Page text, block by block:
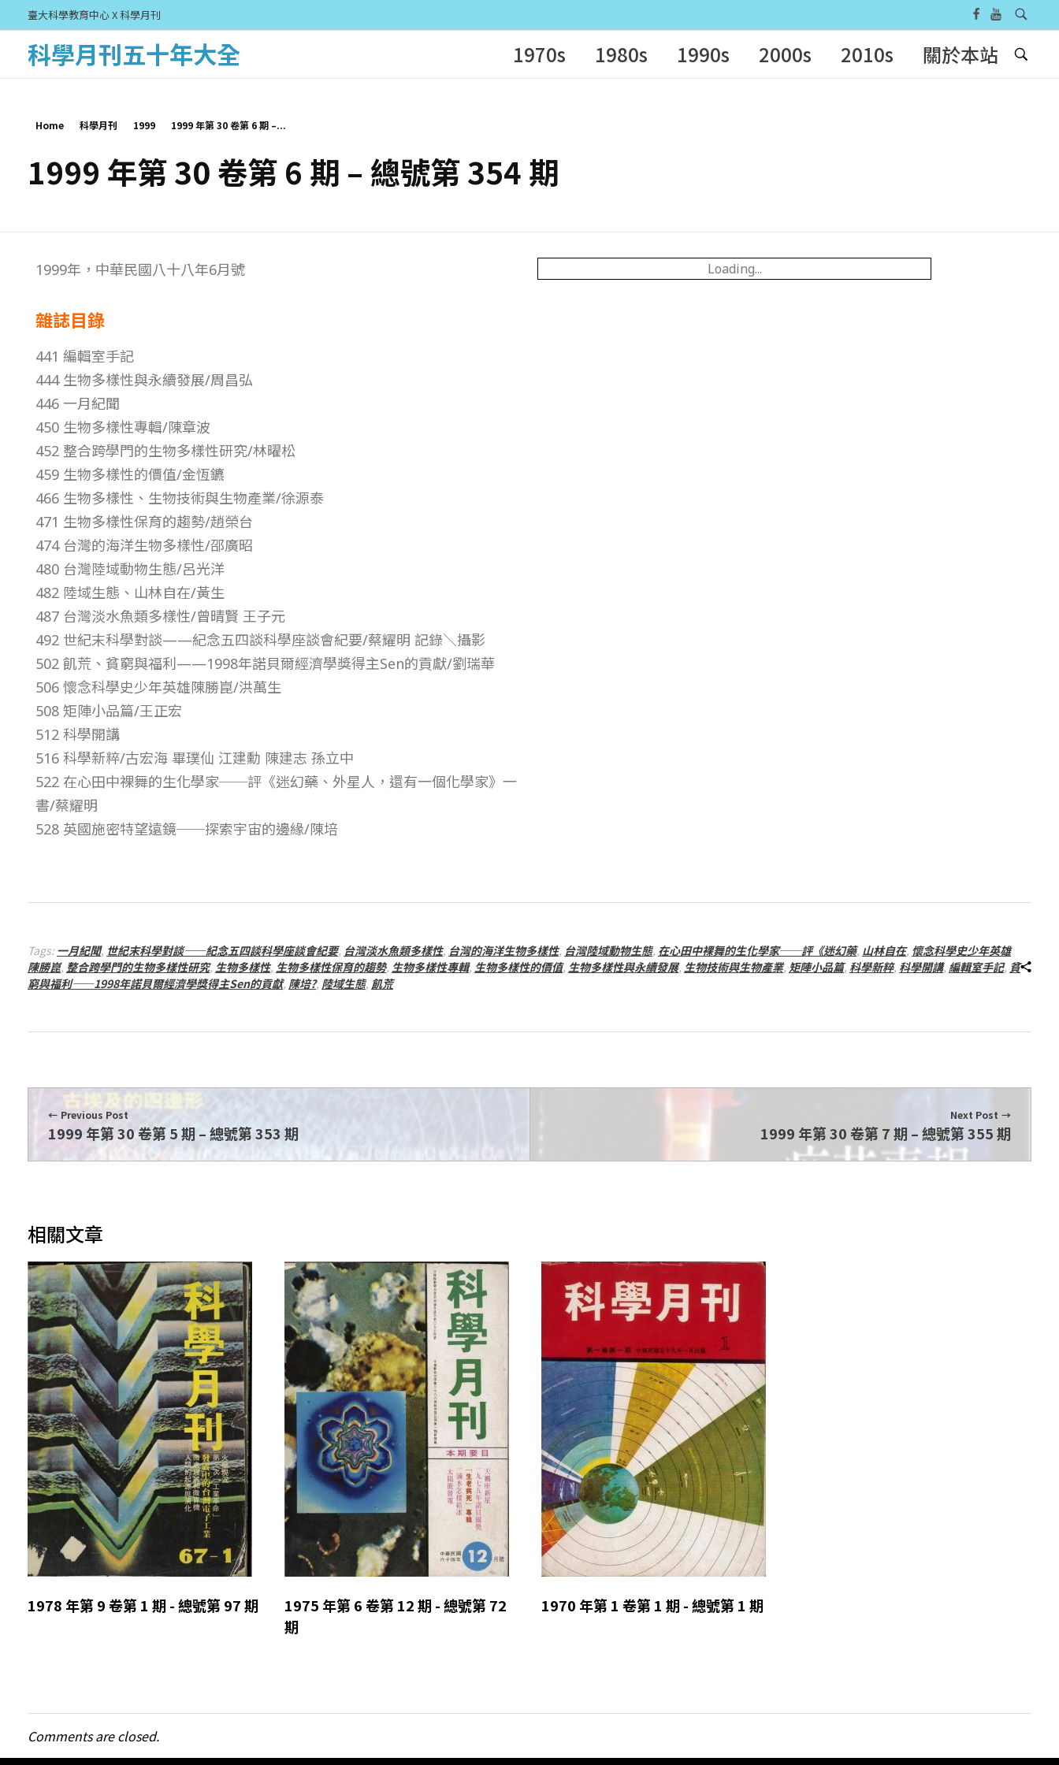
臺大科學教育中心 X 科學月刊
科學月刊五十年大全 1970s 1980s 1990s 2000s 2010s 關於本站
Home 科學月刊 1999 1999 年第 30 卷第 6 期 –...
1999 年第 30 卷第 6 期 – 總號第 354 期
1
9
9
年
第
3
0
卷
第
6
期
–
總
第
3
5
4
期
1999年，中華民國八十八年6月號
雜誌目錄
441 編輯室手記
444 生物多樣性與永續發展/周昌弘
446 一月紀聞
450 生物多樣性專輯/陳章波
452 整合跨學門的生物多樣性研究/林曜松
459 生物多樣性的價值/金恆鑣
466 生物多樣性、生物技術與生物產業/徐源泰
471 生物多樣性保育的趨勢/趙榮台
474 台灣的海洋生物多樣性/邵廣昭
480 台灣陸域動物生態/呂光洋
482 陸域生態、山林自在/黃生
487 台灣淡水魚類多樣性/曾晴賢 王子元
492 世紀末科學對談——紀念五四談科學座談會紀要/蔡耀明 記錄＼攝影
502 飢荒、貧窮與福利——1998年諾貝爾經濟學獎得主Sen的貢獻/劉瑞華
506 懷念科學史少年英雄陳勝崑/洪萬生
508 矩陣小品篇/王正宏
512 科學開講
516 科學新粹/古宏海 畢璞仙 江建勳 陳建志 孫立中
522 在心田中裸舞的生化學家──評《迷幻藥、外星人，還有一個化學家》一
書/蔡耀明
528 英國施密特望遠鏡──探索宇宙的邊緣/陳培
Loading...
Tags:一月紀聞, 世紀末科學對談——紀念五四談科學座談會紀要, 台灣淡水魚類多樣性, 台灣的海洋生物多樣性, 台灣陸域動物生態, 在心田中裸舞的生化學家──評《迷幻藥, 山林自在, 懷念科學史少年英雄
陳勝崑, 整合跨學門的生物多樣性研究, 生物多樣性, 生物多樣性保育的趨勢, 生物多樣性專輯, 生物多樣性的價值, 生物多樣性與永續發展, 生物技術與生物產業, 矩陣小品篇, 科學新粹, 科學開講, 編輯室手記, 貧
窮與福利——1998年諾貝爾經濟學獎得主Sen的貢獻, 陳培?, 陸域生態, 飢荒
Previous Post
1999 年第 30 卷第 5 期 – 總號第 353 期
Next Post
1999 年第 30 卷第 7 期 – 總號第 355 期
相關文章
1978 年第 9 卷第 1 期 - 總號第 97 期
1975 年第 6 卷第 12 期 - 總號第 72
期
1970 年第 1 卷第 1 期 - 總號第 1 期
Comments are closed.